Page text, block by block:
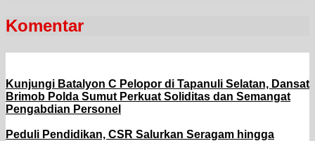
Komentar
Kunjungi Batalyon C Pelopor di Tapanuli Selatan, Dansat
Brimob Polda Sumut Perkuat Soliditas dan Semangat
Pengabdian Personel
Peduli Pendidikan, CSR Salurkan Seragam hingga